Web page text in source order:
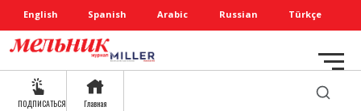
English Spanish Arabic Russian Türkçe
ПОДПИСАТЬСЯ Главная